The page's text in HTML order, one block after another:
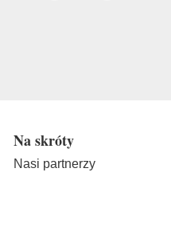
Na skróty
Nasi partnerzy